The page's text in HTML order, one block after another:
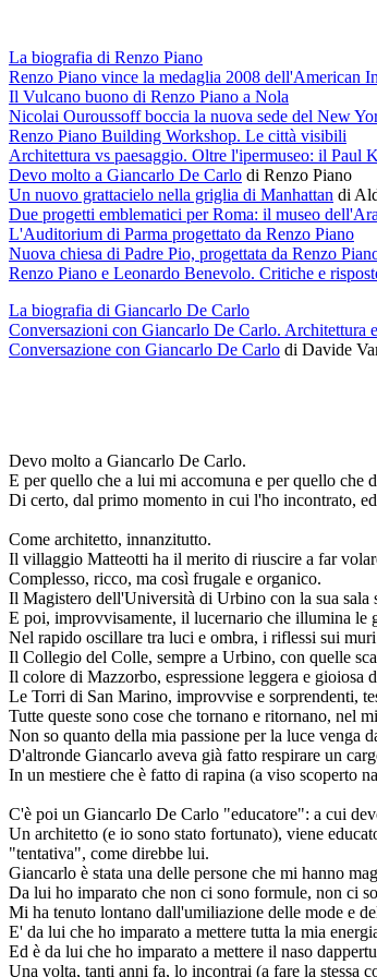
La biografia di Renzo Piano
Renzo Piano vince la medaglia 2008 dell'American
Il Vulcano buono di Renzo Piano a Nola
Nicolai Ouroussoff boccia la nuova sede del New
Renzo Piano Building Workshop. Le città visibili
Architettura vs paesaggio. Oltre l'ipermuseo: il Paul
Devo molto a Giancarlo De Carlo di Renzo Piano
Un nuovo grattacielo nella griglia di Manhattan di
Due progetti emblematici per Roma: il museo
L'Auditorium di Parma progettato da Renzo Piano
Nuova chiesa di Padre Pio, progettata da Renzo
Renzo Piano e Leonardo Benevolo. Critiche e
La biografia di Giancarlo De Carlo
Conversazioni con Giancarlo De Carlo. Architettura
Conversazione con Giancarlo De Carlo di Davide
Devo molto a Giancarlo De Carlo.
E per quello che a lui mi accomuna e per quello che
Di certo, dal primo momento in cui l'ho incontrato,
Come architetto, innanzitutto.
Il villaggio Matteotti ha il merito di riuscire a far
Complesso, ricco, ma così frugale e organico.
Il Magistero dell'Università di Urbino con la sua sala
E poi, improvvisamente, il lucernario che illumina le
Nel rapido oscillare tra luci e ombra, i riflessi sui
Il Collegio del Colle, sempre a Urbino, con quelle
Il colore di Mazzorbo, espressione leggera e gioiosa
Le Torri di San Marino, improvvise e sorprendenti,
Tutte queste sono cose che tornano e ritornano, nel
Non so quanto della mia passione per la luce
D'altronde Giancarlo aveva già fatto respirare un
In un mestiere che è fatto di rapina (a viso scoperto
C'è poi un Giancarlo De Carlo "educatore": a cui
Un architetto (e io sono stato fortunato), viene
"tentativa", come direbbe lui.
Giancarlo è stata una delle persone che mi hanno
Da lui ho imparato che non ci sono formule, non ci
Mi ha tenuto lontano dall'umiliazione delle mode e
E' da lui che ho imparato a mettere tutta la mia
Ed è da lui che ho imparato a mettere il naso
Una volta, tanti anni fa, lo incontrai (a fare la stessa